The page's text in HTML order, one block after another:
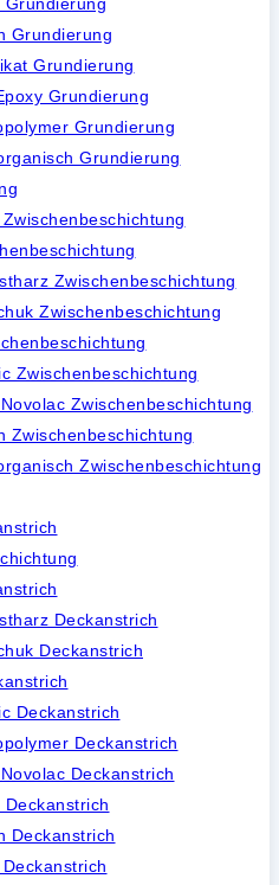
Grundierung
Grundierung
Grundierung
Grundierung
Grundierung
Zwischenbeschichtung
Zwischenbeschichtung
Zwischenbeschichtung
Zwischenbeschichtung
Zwischenbeschichtung
Zwischenbeschichtung
Deckanstrich
Deckanstrich
Deckanstrich
Deckanstrich
Deckanstrich
Deckanstrich
Deckanstrich